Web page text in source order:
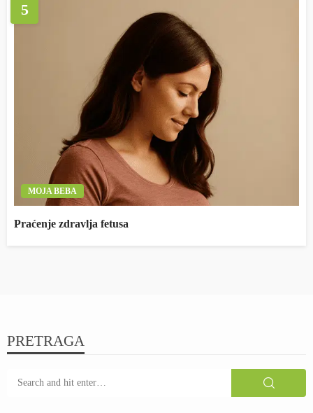
5
MOJA BEBA
Praćenje zdravlja fetusa
PRETRAGA